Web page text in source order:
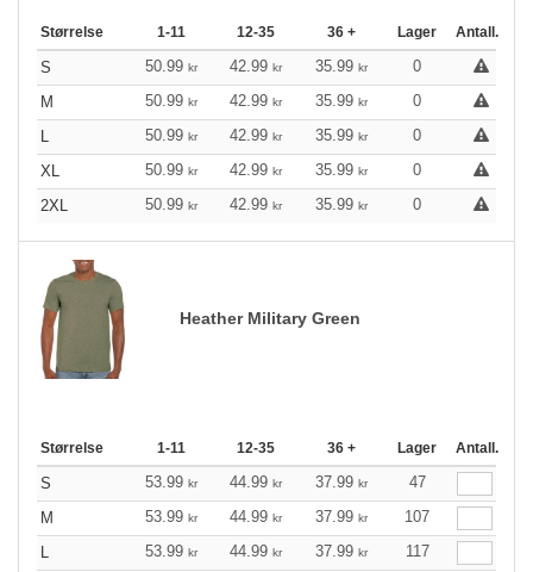
Størrelse 1-11 12-35 36 + Lager Antall.
S 50.99 kr 42.99 kr 35.99 kr
0
M
50.99 kr 42.99 kr 35.99 kr
0
L
50.99 kr 42.99 kr 35.99 kr
0
XL
50.99 kr 42.99 kr 35.99 kr
0
2XL
50.99 kr 42.99 kr 35.99 kr 0
Heather Military Green
Størrelse 1-11 12-35 36 + Lager Antall.
S 53.99 kr 44.99 kr 37.99 kr
47
M
53.99 kr 44.99 kr 37.99 kr
107
L
53.99 kr 44.99 kr 37.99 kr
117